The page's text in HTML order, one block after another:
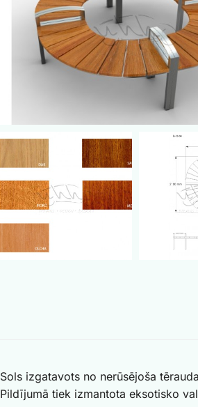
Sols izgatavots no nerūsējoša
Pildījumā tiek izmantota eksotisko